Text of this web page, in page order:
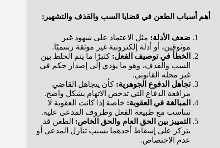
أهم أسباب الطعن في قضايا السب والقذف والتشهير:
ضعف الأدلة: مثل الاعتماد على شهود غير
موثوقين، أو أدلة إلكترونية غير موثقة رسميًا.
الخطأ في توصيف الفعل: كثيرًا ما يتم الخلط بين
السب والقذف، وهو ما يؤدي إلى إصدار حكم في
غير محله القانوني.
تجاهل الدفوع الجوهرية: كأن يتجاهل القاضي
مرافعة الدفاع التي تدحض الاتهام بشكل واضح.
المبالغة في العقوبة: خاصة إذا كانت العقوبة لا
تتناسب مع طبيعة الفعل وظروف المدعى عليه.
التمييز بين الحق العام والحق الخاص: الطعن قد
يتركز على إسقاط أحدهما بسبب تنازل المدعي أو
عدم الاختصاص.